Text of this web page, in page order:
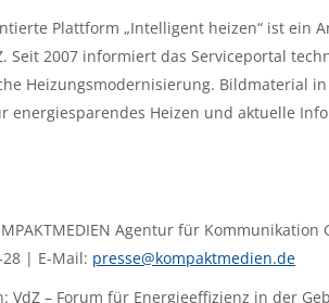
Plattform „Intelligent heizen“ ist ein
Seit 2007 informiert das Serviceportal
Heizungsmodernisierung. Bildmaterial
energiesparendes Heizen und aktuelle
Agentur für Kommunikation
28 | E-Mail: presse@kompaktmedien.de
VdZ – Forum für Energieeffizienz in der